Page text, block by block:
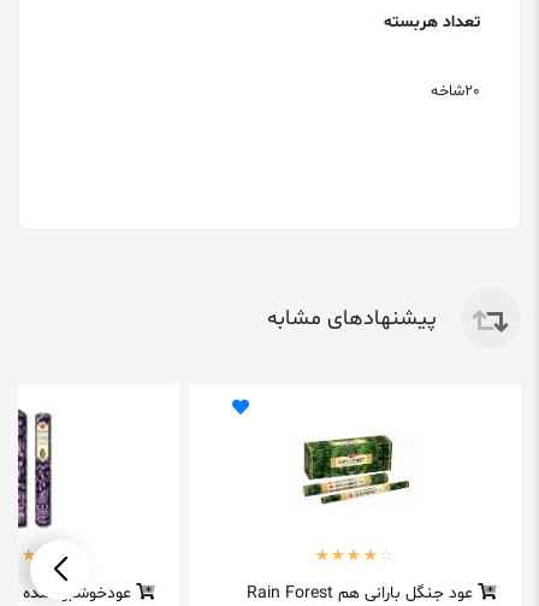
تعداد هربسته
20شاخه
پیشنهادهای مشابه
عود جنگل بارانی هم Rain Forest عودخوشبوکننده